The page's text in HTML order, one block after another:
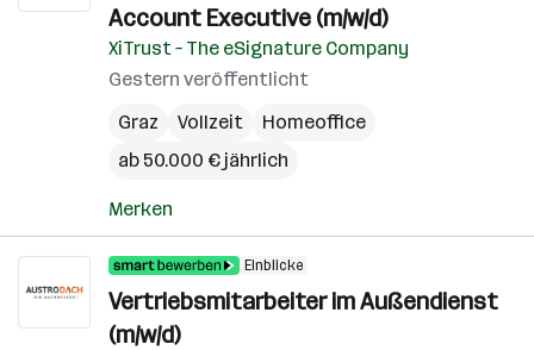
Account Executive (m/w/d)
XiTrust – The eSignature Company
Gestern veröffentlicht
Graz
Vollzeit
Homeoffice
ab 50.000 € jährlich
Merken
Einblicke
Vertriebsmitarbeiter im Außendienst
(m/w/d)